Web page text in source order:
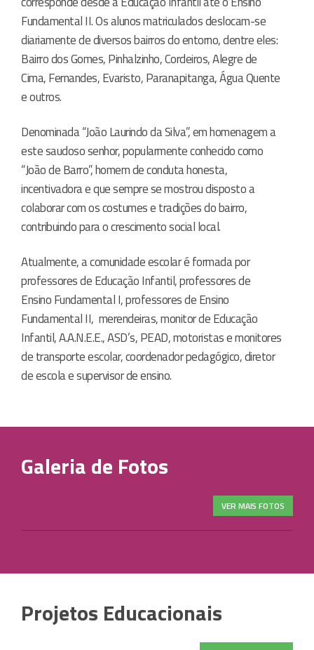
Fundamental II. Os alunos matriculados deslocam-se
diariamente de diversos bairros do entorno, dentre eles:
Bairro dos Gomes, Pinhalzinho, Cordeiros, Alegre de
Cima, Fernandes, Evaristo, Paranapitanga, Água Quente
e outros.
Denominada “João Laurindo da Silva”, em homenagem a
este saudoso senhor, popularmente conhecido como
“João de Barro”, homem de conduta honesta,
incentivadora e que sempre se mostrou disposto a
colaborar com os costumes e tradições do bairro,
contribuindo para o crescimento social local.
Atualmente, a comunidade escolar é formada por
professores de Educação Infantil, professores de
Ensino Fundamental I, professores de Ensino
Fundamental II, merendeiras, monitor de Educação
Infantil, A.A.N.E.E., ASD’s, PEAD, motoristas e monitores
de transporte escolar, coordenador pedagógico, diretor
de escola e supervisor de ensino.
aula, os alunos contam também com os Programas:
para o Futuro”, “PROERD” e os Projetos Pedagógicos
Galeria de Fotos
VER MAIS FOTOS
Projetos Educacionais